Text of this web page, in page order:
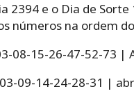
e o Dia de Sorte
números na ordem
08-15-26-47-52-73 |
09-14-24-28-31 |